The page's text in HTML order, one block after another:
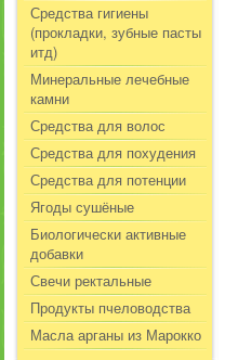
Средства гигиены
(прокладки, зубные пасты
итд)
Минеральные лечебные
камни
Средства для волос
Средства для похудения
Средства для потенции
Ягоды сушёные
Биологически активные
добавки
Свечи ректальные
Продукты пчеловодства
Масла арганы из Марокко